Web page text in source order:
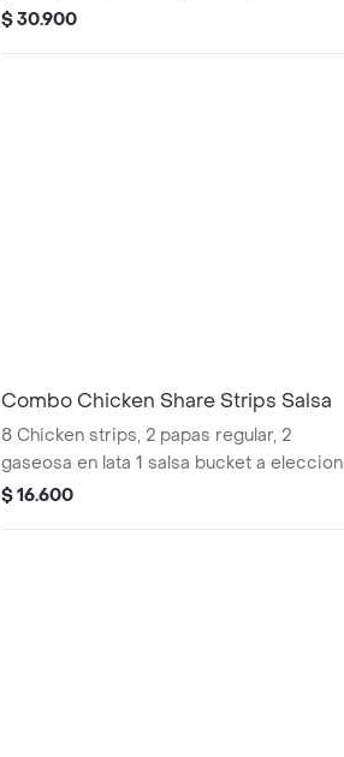
queso, 4 papa fritas regulares, 4 gaseosa
$ 30.900
Combo Chicken Share Strips Salsa
8 Chicken strips, 2 papas regular, 2
gaseosa en lata 1 salsa bucket a eleccion
$ 16.600